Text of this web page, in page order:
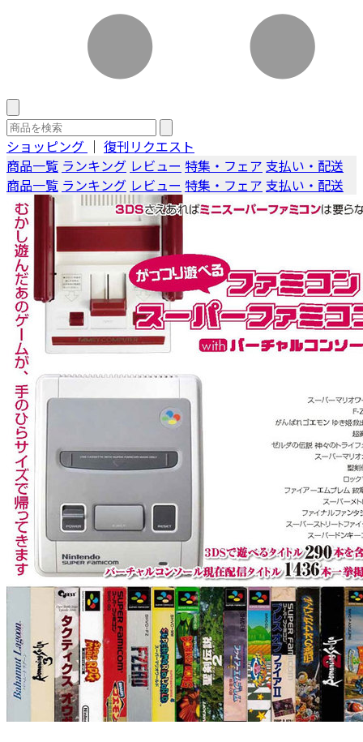
ショッピング ｜ 復刊リクエスト
商品一覧 ランキング レビュー 特集・フェア 支払い・配送
商品一覧 ランキング レビュー 特集・フェア 支払い・配送